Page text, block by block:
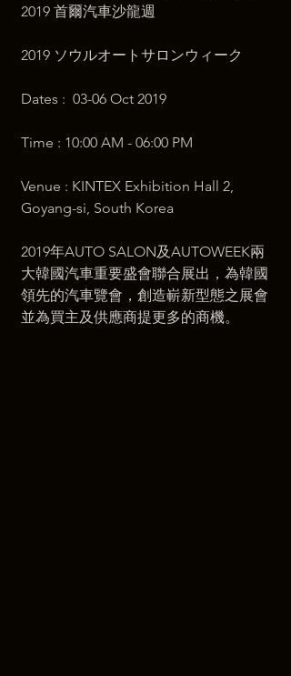
2019 首爾汽車沙龍週
2019 ソウルオートサロンウィーク
Dates :  03-06 Oct 2019
Time : 10:00 AM - 06:00 PM
​Venue : KINTEX Exhibition Hall 2,
Goyang-si, South Korea
2019年AUTO SALON及AUTOWEEK兩
大韓國汽車重要盛會聯合展出，為韓國
領先的汽車覽會，創造嶄新型態之展會
並為買主及供應商提更多的商機。